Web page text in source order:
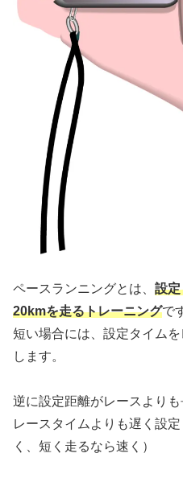
ペースランニングとは、 設
20kmを走るトレーニングで
短い場合には、設定タイム
します。
逆に設定距離がレースより
レースタイムよりも遅く設
く、短く走るなら速く）